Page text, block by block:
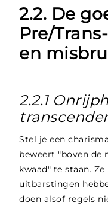
2.2. De
Pre/
en
2.2.1
Stel je een
beweert "boven de
kwaad" te staan.
uitbarstingen
doen alsof regels